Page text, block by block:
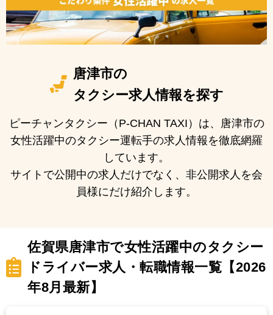
唐津市の
タクシー求人情報を探す
ピーチャンタクシー（P-CHAN TAXI）は、唐津市の
女性活躍中のタクシー運転手の求人情報を徹底網羅
しています。
サイトで公開中の求人だけでなく、非公開求人を会
員様にだけ紹介します。
佐賀県唐津市で女性活躍中のタクシー
ドライバー求人・転職情報一覧【2026
年8月最新】